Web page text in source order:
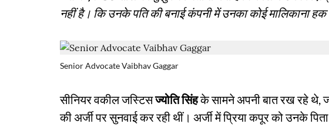
नहीं है। कि उनके पति की बनाई कंपनी में उनका कोई मालिकाना हक
Senior Advocate Vaibhav Gaggar
सीनियर वकील जस्टिसज्योति सिंहके सामने अपनी बात रख रहे थे,
की अर्जी पर सुनवाई कर रही थीं। अर्जी में प्रिया कपूर को उनके